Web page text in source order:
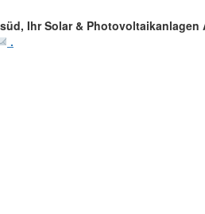
Ihr Solar & Photovoltaikanlagen
.